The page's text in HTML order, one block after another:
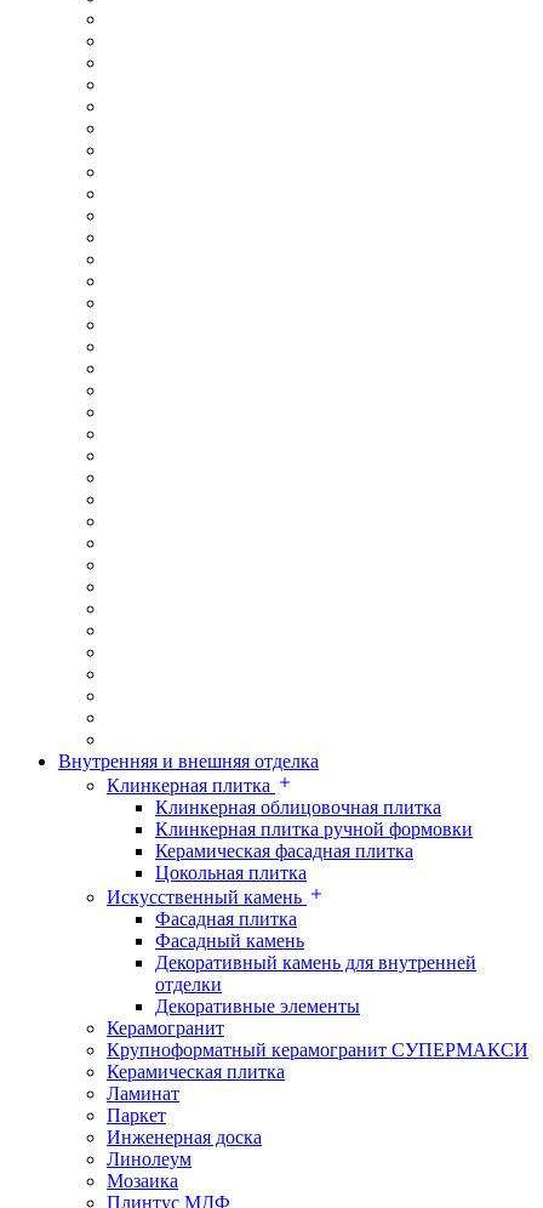
Внутренняя и внешняя отделка
Клинкерная плитка
Клинкерная облицовочная плитка
Клинкерная плитка ручной формовки
Керамическая фасадная плитка
Цокольная плитка
Искусственный камень
Фасадная плитка
Фасадный камень
Декоративный камень для внутренней
отделки
Декоративные элементы
Керамогранит
Крупноформатный керамогранит СУПЕРМАКСИ
Керамическая плитка
Ламинат
Паркет
Инженерная доска
Линолеум
Мозаика
Плинтус МДФ